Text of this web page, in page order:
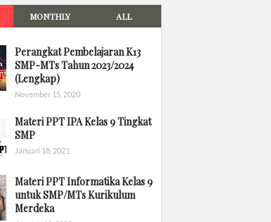
MONTHLY ALL
Perangkat Pembelajaran K13
SMP-MTs Tahun 2023/2024
(Lengkap)
November 15, 2020
Materi PPT IPA Kelas 9 Tingkat
SMP
Januari 18, 2021
Materi PPT Informatika Kelas 9
untuk SMP/MTs Kurikulum
Merdeka